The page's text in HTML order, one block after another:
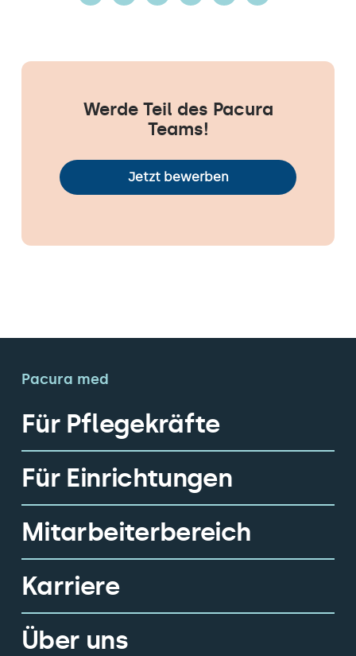
Werde Teil des Pacura
Teams!
Jetzt bewerben
Pacura med
Für Pflegekräfte
Für Einrichtungen
Mitarbeiterbereich
Karriere
Über uns